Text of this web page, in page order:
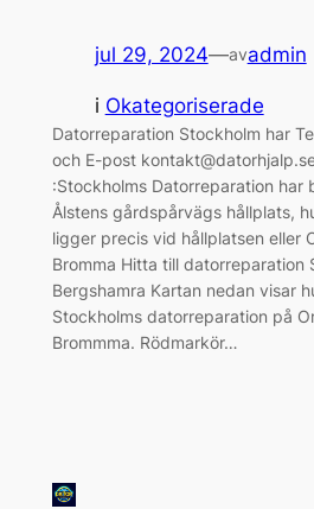
jul 29, 2024—avadmin
i Okategoriserade
Datorreparation Stockholm har
och E-post
:Stockholms Datorreparation har
Ålstens gårdspårvägs hållplats,
ligger precis vid hållplatsen eller
Bromma Hitta till datorreparation
Bergshamra Kartan nedan visar
Stockholms datorreparation på
Brommma. Rödmarkör…